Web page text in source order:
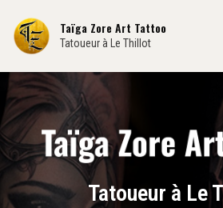
contenu
principal
Taïga Zore Art Tattoo
Tatoueur à Le Thillot
Tatoueur à Le